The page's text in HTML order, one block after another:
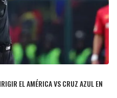
EL AMÉRICA VS CRUZ AZUL EN